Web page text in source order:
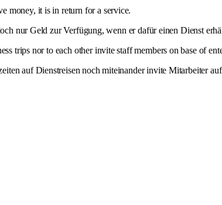
money, it is in return for a service.
nur Geld zur Verfügung, wenn er dafür einen Dienst
trips nor to each other invite staff members on base of
auf Dienstreisen noch miteinander invite Mitarbeiter